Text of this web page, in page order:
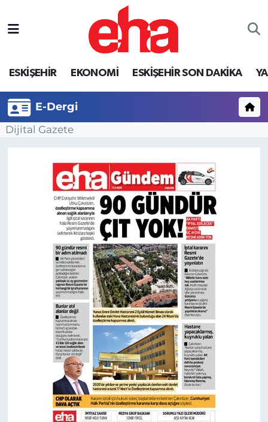
ESKİŞEHİR EKONOMİ ESKİŞEHİR SON DAKİKA
E-Dergi
Dijital Gazete